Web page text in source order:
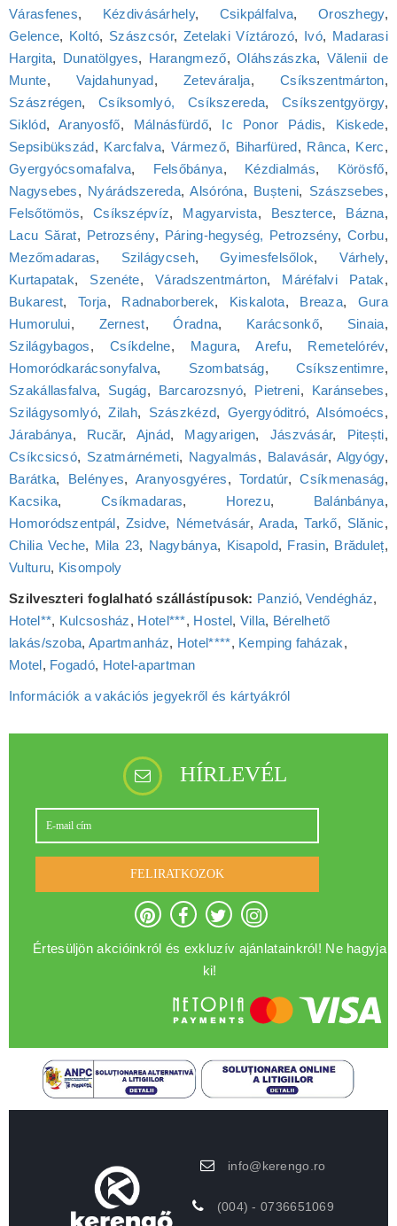
Várasfenes, Kézdivásárhely, Csikpálfalva, Oroszhegy,
Gelence, Koltó, Szászcsór, Zetelaki Víztározó, Ivó, Madarasi
Hargita, Dunatölgyes, Harangmező,Oláhszászka, Vălenii de
Munte,Vajdahunyad,Zeteváralja,Csíkszentmárton,
Szászrégen, Csíksomlyó, Csíkszereda,Csíkszentgyörgy,
Siklód, Aranyosfő, Málnásfürdő, Ic Ponor Pádis, Kiskede,
Sepsibükszád, Karcfalva, Vármező, Biharfüred, Rânca, Kerc,
Gyergyócsomafalva, Felsőbánya, Kézdialmás, Körösfő,
Nagysebes, Nyárádszereda,Alsóróna, Bușteni, Szászsebes,
Felsőtömös, Csíkszépvíz, Magyarvista, Beszterce, Bázna,
Lacu Sărat, Petrozsény, Páring-hegység, Petrozsény,Corbu,
Mezőmadaras, Szilágycseh,Gyimesfelsőlok, Várhely,
Kurtapatak, Szenéte,Váradszentmárton, Máréfalvi Patak,
Bukarest,Torja, Radnaborberek, Kiskalota, Breaza, Gura
Humorului, Zernest,Óradna, Karácsonkő, Sinaia,
Szilágybagos,Csíkdelne, Magura,Arefu, Remetelórév,
Homoródkarácsonyfalva, Szombatság, Csíkszentimre,
Szakállasfalva, Sugág, Barcarozsnyó, Pietreni, Karánsebes,
Szilágysomlyó,Zilah, Szászkézd, Gyergyóditró, Alsómoécs,
Járabánya, Rucăr, Ajnád, Magyarigen, Jászvásár, Pitești,
Csíkcsicsó, Szatmárnémeti, Nagyalmás, Balavásár, Algyógy,
Barátka, Belényes, Aranyosgyéres,Tordatúr,Csíkmenaság,
Kacsika, Csíkmadaras, Horezu, Balánbánya,
Homoródszentpál, Zsidve, Németvásár, Arada,Tarkő, Slănic,
Chilia Veche, Mila 23, Nagybánya, Kisapold, Frasin, Brăduleț,
Vulturu, Kisompoly
Szilveszteri foglalható szállástípusok: Panzió,Vendégház,
Hotel**, Kulcsosház, Hotel***, Hostel, Villa, Bérelhető
lakás/szoba, Apartmanház, Hotel****, Kemping faházak,
Motel, Fogadó, Hotel‑apartman
Információk a vakációs jegyekről és kártyákról
HÍRLEVÉL
FELIRATKOZOK
Értesüljön akcióinkról és exkluzív ajánlatainkról! Ne hagyja
ki!
info@kerengo.ro
(004) - 0736651069